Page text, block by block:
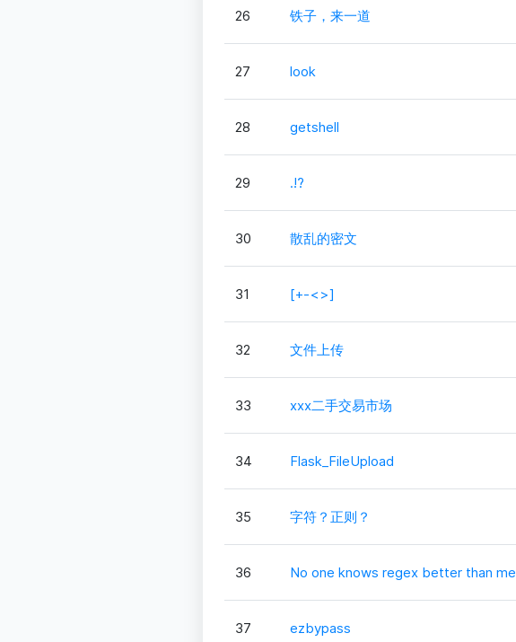
26 铁子，来一道
27 look
28 getshell
29 .!?
30 散乱的密文
31 [+-<>]
32 文件上传
33 xxx二手交易市场
34 Flask_FileUpload
35 字符？正则？
36 No one knows regex better than me
37 ezbypass